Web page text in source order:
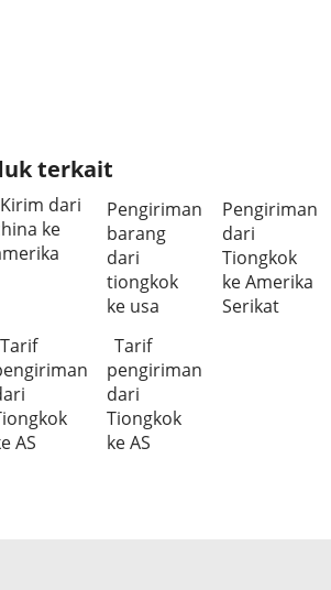
terkait
Kirim dari
ke
Pengiriman
barang
dari
tiongkok
ke usa
Pengiriman
dari
Tiongkok
ke Amerika
Serikat
Tarif
AS
Tarif
pengiriman
dari
Tiongkok
ke AS